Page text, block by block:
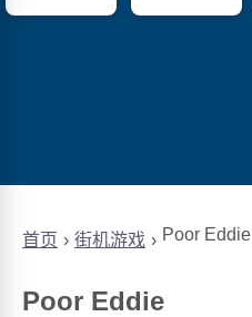
首页 街机游戏 Poor Eddie
Poor Eddie